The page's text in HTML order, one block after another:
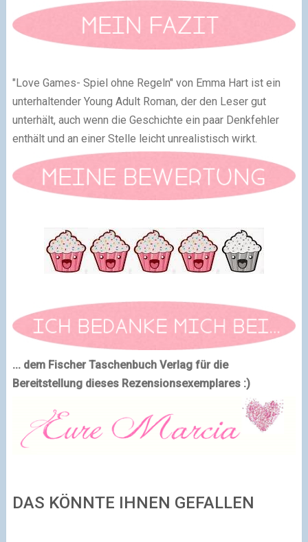
"Love Games- Spiel ohne Regeln" von Emma Hart ist ein
unterhaltender Young Adult Roman, der den Leser gut
unterhält, auch wenn die Geschichte ein paar Denkfehler
enthält und an einer Stelle leicht unrealistisch wirkt.
... dem Fischer Taschenbuch Verlag für die
Bereitstellung dieses Rezensionsexemplares :)
DAS KÖNNTE IHNEN GEFALLEN